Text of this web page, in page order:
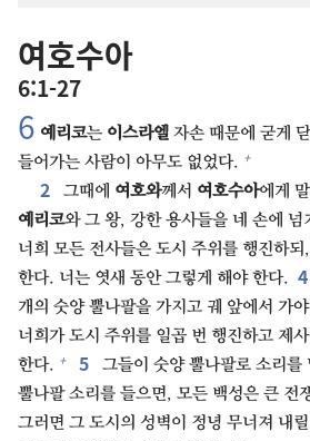
여호수아
6:1-27
6⁠ 예리코는 이스라엘 자손 때문에 굳게
들어가는 사람이 아무도 없었다. +
2⁠ 그때에 여호와께서 여호수아에게
예리코와 그 왕, 강한 용사들을 네 손에 넘
너희 모든 전사들은 도시 주위를 행진하
한다. 너는 엿새 동안 그렇게 해야 한다. 4⁠
개의 숫양 뿔나팔을 가지고 궤 앞에서 가
너희가 도시 주위를 일곱 번 행진하고 제
한다. + 5⁠
그들이 숫양 뿔나팔로 소리를
뿔나팔 소리를 들으면, 모든 백성은 큰 전
그러면 그 도시의 성벽이 정녕 무너져 내